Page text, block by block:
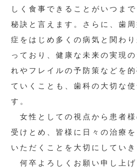
しく食事できることがいつま
秘訣と言えます。さらに、歯
症をはじめ多くの病気と関わ
っており、健康な未来の実現
れやフレイルの予防策などを
ていくことも、歯科の大切な
す。
女性としての視点から患者
受けとめ、皆様に日々の治療
いただくことを大切にしていき
何卒よろしくお願い申し上げ